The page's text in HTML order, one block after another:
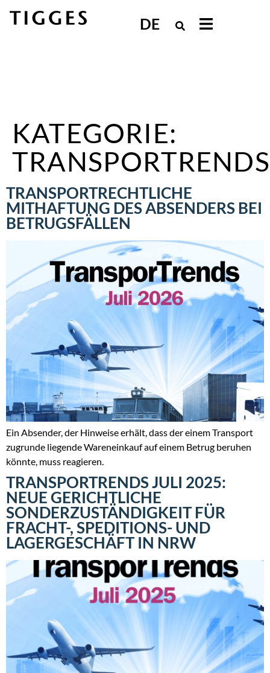
DE
KATEGORIE:
TRANSPORTRENDS
TRANSPORTRECHTLICHE
MITHAFTUNG DES ABSENDERS BEI
BETRUGSFÄLLEN
Ein Absender, der Hinweise erhält, dass der einem Transport
zugrunde liegende Wareneinkauf auf einem Betrug beruhen
könnte, muss reagieren.
TRANSPORTRENDS JULI 2025:
NEUE GERICHTLICHE
SONDERZUSTÄNDIGKEIT FÜR
FRACHT-, SPEDITIONS- UND
LAGERGESCHÄFT IN NRW